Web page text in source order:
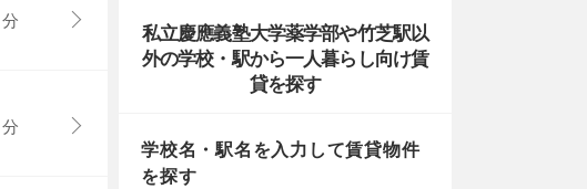
分
分
私立慶應義塾大学薬学部や竹芝駅以
外の学校・駅から一人暮らし向け賃
貸を探す
学校名・駅名を入力して賃貸物件
を探す